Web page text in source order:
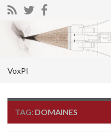
Search for:
VoxPI
TAG: DOMAINES